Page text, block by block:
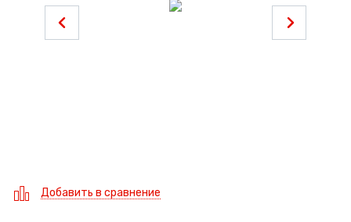
Добавить в сравнение